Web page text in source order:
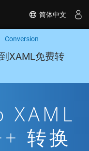
简体中文
Conversion
XAML免费转
XAML
转换